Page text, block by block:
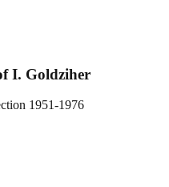
I. Goldziher
1951-1976